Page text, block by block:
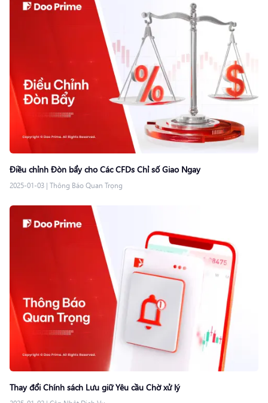
Điều chỉnh Đòn bẩy cho Các CFDs Chỉ số Giao Ngay
2025-01-03 | Thông Báo Quan Trọng
Thay đổi Chính sách Lưu giữ Yêu cầu Chờ xử lý